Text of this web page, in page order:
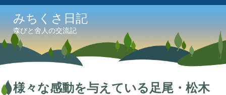
みちくさ日記
森びと舍人の交流記
様々な感動を与えている足尾・松木